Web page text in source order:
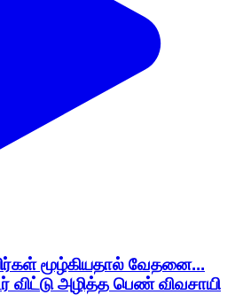
மூழ்கியதால் வேதனை...
விட்டு அழித்த பெண் விவசாயி